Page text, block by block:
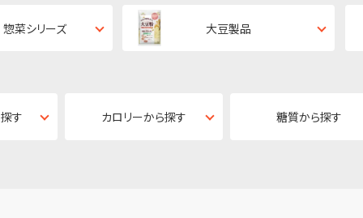
菜シリーズ 大豆製品
す カロリーから探す 糖質から探す